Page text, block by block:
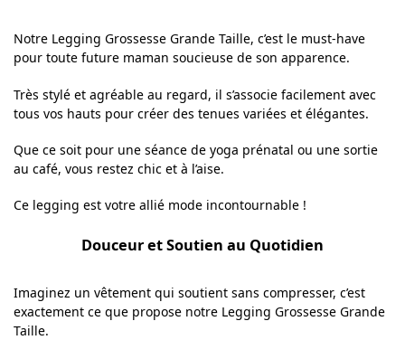
Notre Legging Grossesse Grande Taille, c’est le must-have
pour toute future maman soucieuse de son apparence.
Très stylé et agréable au regard, il s’associe facilement avec
tous vos hauts pour créer des tenues variées et élégantes.
Que ce soit pour une séance de yoga prénatal ou une sortie
au café, vous restez chic et à l’aise.
Ce legging est votre allié mode incontournable !
Douceur et Soutien au Quotidien
Imaginez un vêtement qui soutient sans compresser, c’est
exactement ce que propose notre Legging Grossesse Grande
Taille.